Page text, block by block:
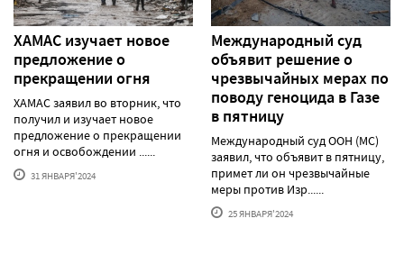
ХАМАС изучает новое
предложение о
прекращении огня
ХАМАС заявил во вторник, что
получил и изучает новое
предложение о прекращении
огня и освобождении ......
31 ЯНВАРЯ'2024
Международный суд
объявит решение о
чрезвычайных мерах по
поводу геноцида в Газе
в пятницу
Международный суд ООН (МС)
заявил, что объявит в пятницу,
примет ли он чрезвычайные
меры против Изр......
25 ЯНВАРЯ'2024